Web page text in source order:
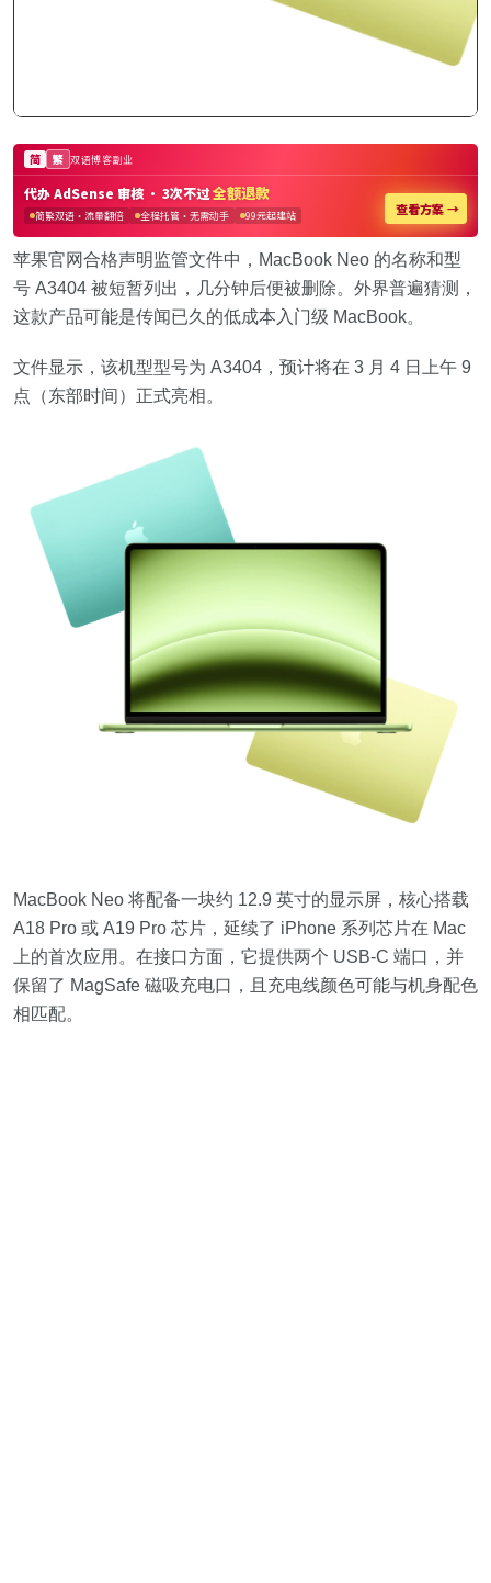
苹果官网合格声明监管文件中，MacBook Neo 的名称和型
号 A3404 被短暂列出，几分钟后便被删除。外界普遍猜测，
这款产品可能是传闻已久的低成本入门级 MacBook。
文件显示，该机型型号为 A3404，预计将在 3 月 4 日上午 9
点（东部时间）正式亮相。
MacBook Neo 将配备一块约 12.9 英寸的显示屏，核心搭载
A18 Pro 或 A19 Pro 芯片，延续了 iPhone 系列芯片在 Mac
上的首次应用。在接口方面，它提供两个 USB-C 端口，并
保留了 MagSafe 磁吸充电口，且充电线颜色可能与机身配色
相匹配。